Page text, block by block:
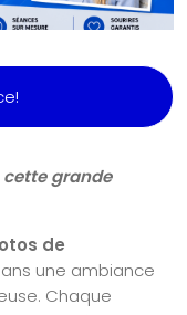
cette grande
de
une ambiance
Chaque